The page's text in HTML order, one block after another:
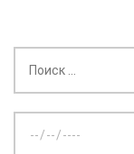
дату: